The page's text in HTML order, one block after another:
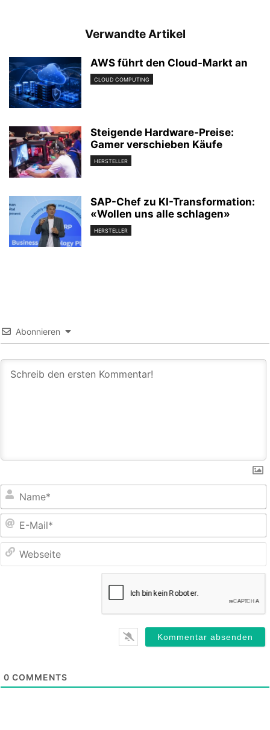
Verwandte Artikel
AWS führt den Cloud-Markt an
CLOUD COMPUTING
Steigende Hardware-Preise:
Gamer verschieben Käufe
HERSTELLER
SAP-Chef zu KI-Transformation:
«Wollen uns alle schlagen»
HERSTELLER
Abonnieren
0 COMMENTS